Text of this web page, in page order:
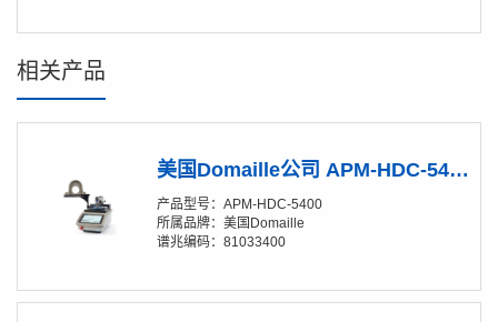
相关产品
美国Domaille公司 APM-HDC-5400 光纤连接器研磨机
产品型号：APM-HDC-5400
所属品牌：美国Domaille
谱兆编码：81033400